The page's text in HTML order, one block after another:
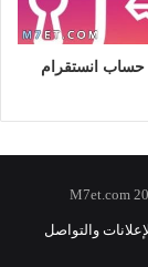
حساب انستقرام
الإعلانات والتواصل